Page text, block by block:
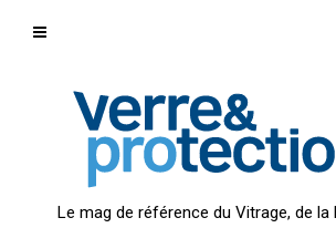
Le mag de référence du Vitrage, de la